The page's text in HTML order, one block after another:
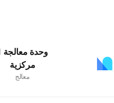
1
مركزية
معالج